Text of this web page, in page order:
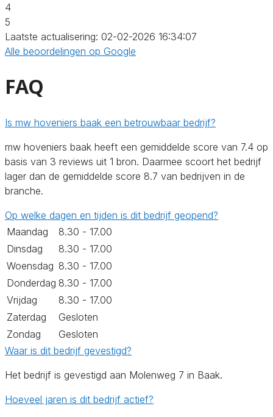
4
5
Laatste actualisering: 02-02-2026 16:34:07
Alle beoordelingen op Google
FAQ
Is mw hoveniers baak een betrouwbaar bedrijf?
mw hoveniers baak heeft een gemiddelde score van 7.4 op
basis van 3 reviews uit 1 bron. Daarmee scoort het bedrijf
lager dan de gemiddelde score 8.7 van bedrijven in de
branche.
Op welke dagen en tijden is dit bedrijf geopend?
Maandag
8.30 - 17.00
Dinsdag
8.30 - 17.00
Woensdag 8.30 - 17.00
Donderdag 8.30 - 17.00
Vrijdag
8.30 - 17.00
Zaterdag
Gesloten
Zondag
Gesloten
Waar is dit bedrijf gevestigd?
Het bedrijf is gevestigd aan Molenweg 7 in Baak.
Hoeveel jaren is dit bedrijf actief?